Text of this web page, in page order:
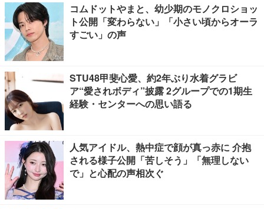
コムドットやまと、幼少期のモノクロショッ
ト公開「変わらない」「小さい頃からオーラ
すごい」の声
STU48甲斐心愛、約2年ぶり水着グラビ
ア“愛されボディ”披露 2グループでの1期生
経験・センターへの思い語る
人気アイドル、熱中症で顔が真っ赤に 介抱
される様子公開「苦しそう」「無理しない
で」と心配の声相次ぐ